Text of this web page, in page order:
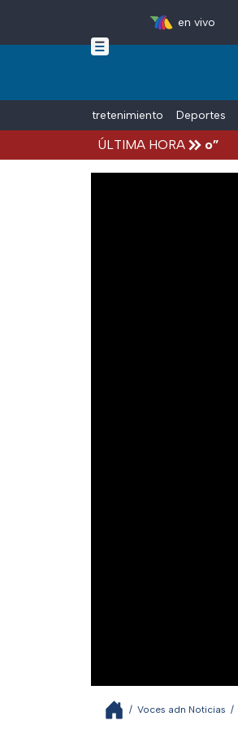
Skip to main content
en vivo
Entretenimiento Deportes
ÚLTIMA HORA
por hijastro de “El Mencho”
/ Voces adn Noticias /